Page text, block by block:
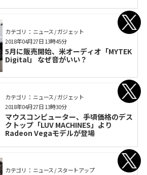
カテゴリ： ニュース / ガジェット
5月に販売開始、米オーディオ「MYTEK
Digital」 なぜ音がいい？
2018年04月27日 13時45分
カテゴリ： ニュース / ガジェット
マウスコンピューター、手頃価格のデス
クトップ「LUV MACHINES」より
Radeon Vegaモデルが登場
2018年04月27日 13時30分
カテゴリ： ニュース / スタートアップ